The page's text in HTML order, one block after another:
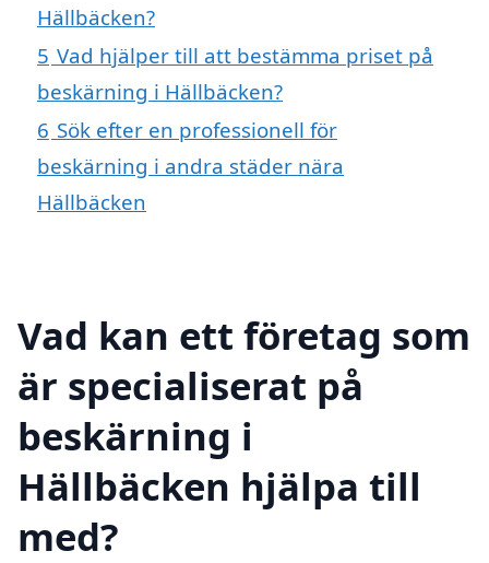
Hällbäcken?
5 Vad hjälper till att bestämma priset på
beskärning i Hällbäcken?
6 Sök efter en professionell för
beskärning i andra städer nära
Hällbäcken
Vad kan ett företag som
är specialiserat på
beskärning i
Hällbäcken hjälpa till
med?